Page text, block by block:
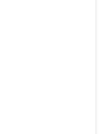
3}{2}
3}{2}